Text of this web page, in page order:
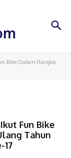
Bike Dalam Rangka
Fun Bike
Tahun
17